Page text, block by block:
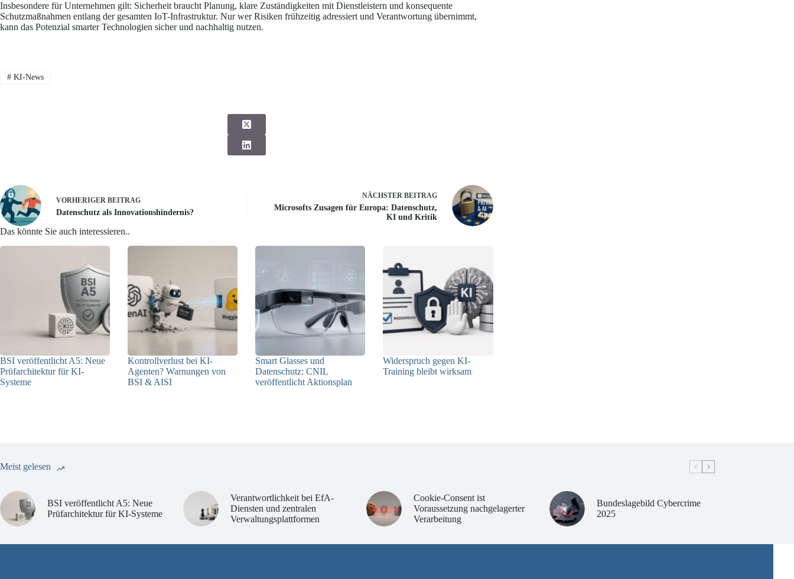
Insbesondere für Unternehmen gilt: Sicherheit braucht Planung, klare Zuständigkeiten mit Dienstleistern und konsequente
Schutzmaßnahmen entlang der gesamten IoT-Infrastruktur. Nur wer Risiken frühzeitig adressiert und Verantwortung übernimmt,
kann das Potenzial smarter Technologien sicher und nachhaltig nutzen.
#KI-News
VORHERIGER BEITRAG
Datenschutz als Innovationshindernis?
NÄCHSTER BEITRAG
Microsofts Zusagen für Europa: Datenschutz,
KI und Kritik
Das könnte Sie auch interessieren..
BSI veröffentlicht A5: Neue
Prüfarchitektur für KI-
Systeme
Kontrollverlust bei KI-
Agenten? Warnungen von
BSI & AISI
Smart Glasses und
Datenschutz: CNIL
veröffentlicht Aktionsplan
Widerspruch gegen KI-
Training bleibt wirksam
Meist gelesen
BSI veröffentlicht A5: Neue
Prüfarchitektur für KI-Systeme
Verantwortlichkeit bei EfA-
Diensten und zentralen
Verwaltungsplattformen
Cookie-Consent ist
Voraussetzung nachgelagerter
Verarbeitung
Bundeslagebild Cybercrime
2025